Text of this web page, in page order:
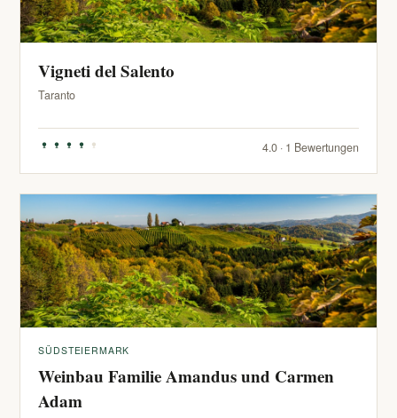
Vigneti del Salento
Taranto
4.0 · 1 Bewertungen
SÜDSTEIERMARK
Weinbau Familie Amandus und Carmen
Adam